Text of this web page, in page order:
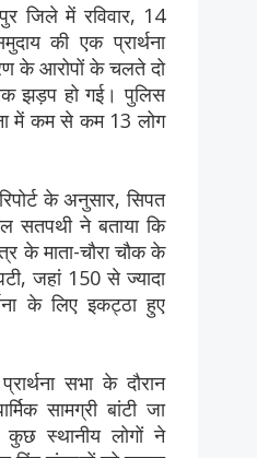
जिले में रविवार, 14
की एक प्रार्थना
के आरोपों के चलते दो
झड़प हो गई। पुलिस
में कम से कम 13 लोग
के अनुसार, सिपत
सतपथी ने बताया कि
के माता-चौरा चौक के
जहां 150 से ज्यादा
के लिए इकट्ठा हुए
सभा के दौरान
सामग्री बांटी जा
कुछ स्थानीय लोगों ने